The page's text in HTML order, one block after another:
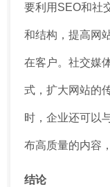
要利用SEO和社
和结构，提高网
在客户。社交媒
式，扩大网站的
时，企业还可以
布高质量的内容
结论